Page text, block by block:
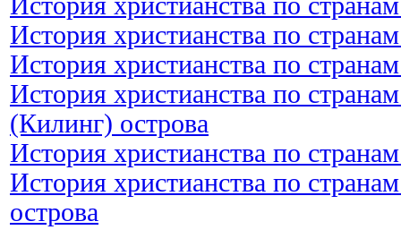
История христианства по
История христианства по
История христианства по
(Килинг) острова
История христианства по
История христианства по
острова